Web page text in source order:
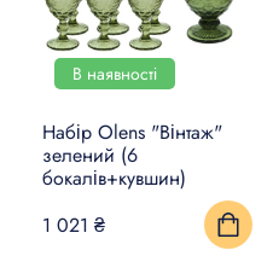
В наявності
Набір Olens "Вінтаж"
зелений (6
бокалів+кувшин)
1 021 ₴